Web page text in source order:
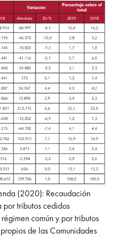
(2020): Recaudación
tributos cedidos
común y por tributos
de las Comunidades